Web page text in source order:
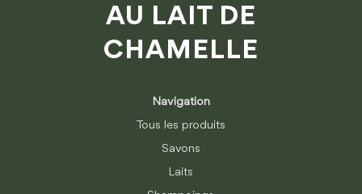
AU LAIT DE
CHAMELLE
Navigation
Tous les produits
Savons
Laits